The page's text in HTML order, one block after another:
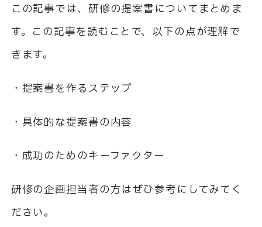
この記事では、研修の提案書についてまとめま
す。この記事を読むことで、以下の点が理解で
きます。
・提案書を作るステップ
・具体的な提案書の内容
・成功のためのキーファクター
研修の企画担当者の方はぜひ参考にしてみてく
ださい。